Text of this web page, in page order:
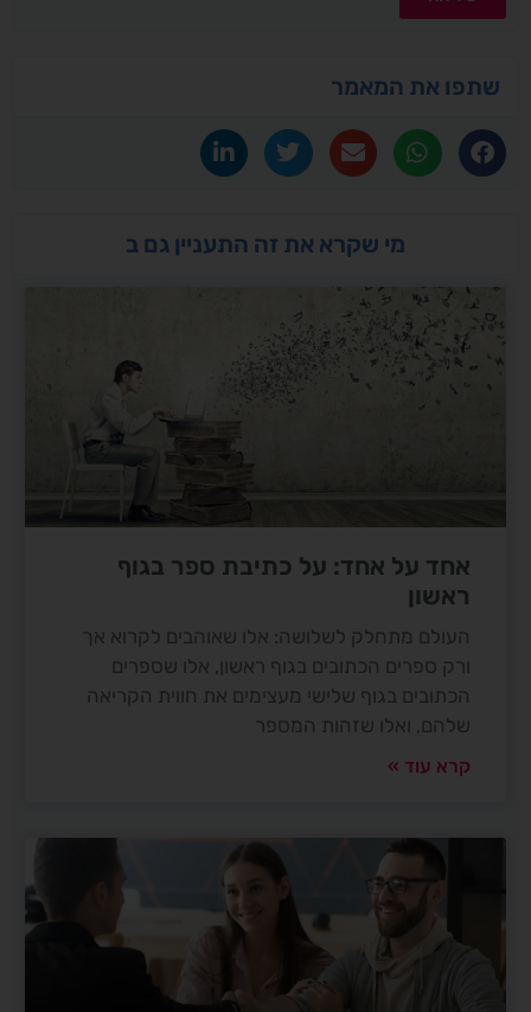
את המאמר
מי שקרא את זה התעניין גם ב
אחד על אחד: על כתיבת ספר בגוף
ראשון
העולם מתחלק לשלושה: אלו שאוהבים לקרוא אך
ורק ספרים הכתובים בגוף ראשון, אלו שספרים
הכתובים בגוף שלישי מעצימים את חווית הקריאה
שלהם, ואלו שזהות המספר
קרא עוד »